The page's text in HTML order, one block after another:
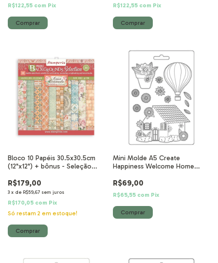
R$122,55 com Pix R$122,55 com Pix
Bloco 10 Papéis 30.5x30.5cm
(12"x12") + bônus - Seleção
R$179,00
3 x de R$59,67 sem juros
R$170,05 com Pix
Só restam 2 em estoque!
Mini Molde A5 Create
Happiness Welcome Home
R$69,00
R$65,55 com Pix